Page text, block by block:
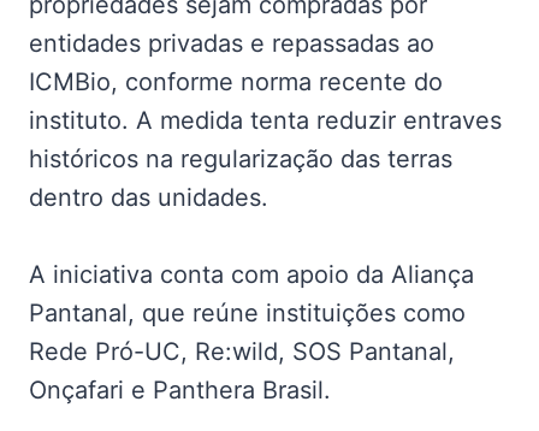
entidades privadas e repassadas ao
ICMBio, conforme norma recente do
instituto. A medida tenta reduzir entraves
históricos na regularização das terras
dentro das unidades.
A iniciativa conta com apoio da Aliança
Pantanal, que reúne instituições como
Rede Pró-UC, Re:wild, SOS Pantanal,
Onçafari e Panthera Brasil.